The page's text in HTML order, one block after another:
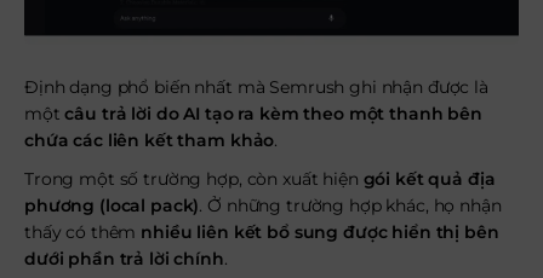
Định dạng phổ biến nhất mà Semrush ghi nhận được là
mộtcâu trả lời do AI tạo ra kèm theo một thanh bên
chứa các liên kết tham khảo.
Trong một số trường hợp, còn xuất hiện gói kết quả địa
phương (local pack). Ở những trường hợp khác, họ nhận
thấy có thêm nhiều liên kết bổ sung được hiển thị bên
dưới phần trả lời chính.